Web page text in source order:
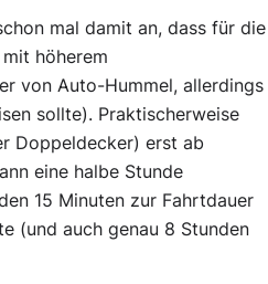
mal damit an, dass für die
höherem
von Auto-Hummel, allerdings
sollte). Praktischerweise
Doppeldecker) erst ab
eine halbe Stunde
15 Minuten zur Fahrtdauer
(und auch genau 8 Stunden